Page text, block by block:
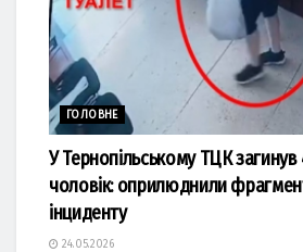
ГОЛОВНЕ
У Тернопільському ТЦК загинув
чоловік: оприлюднили
інциденту
24.05.2026